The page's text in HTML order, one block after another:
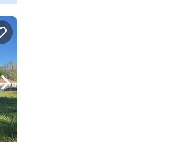
Naviguer vers la droite